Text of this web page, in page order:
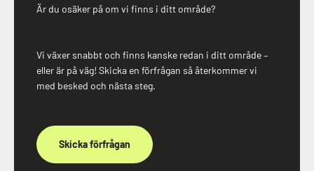
Är du osäker på om vi finns i ditt område?
Vi växer snabbt och finns kanske redan i ditt område –
eller är på väg! Skicka en förfrågan så återkommer vi
med besked och nästa steg.
Skicka förfrågan